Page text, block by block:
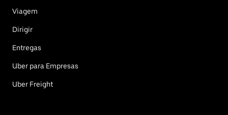
Viagem
Dirigir
Entregas
Uber para Empresas
Uber Freight